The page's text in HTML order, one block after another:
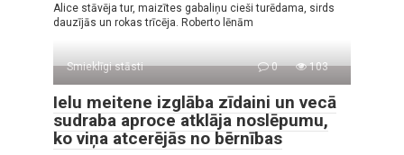
Alice stāvēja tur, maizītes gabaliņu cieši turēdama, sirds
dauzījās un rokas trīcēja. Roberto lēnām
Smieklīgi stāsti 0 103
Ielu meitene izglāba zīdaini un vecā
sudraba aproce atklāja noslēpumu,
ko viņa atcerējās no bērnības